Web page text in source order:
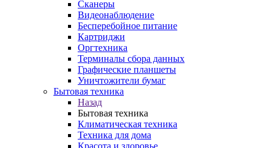
Сканеры
Видеонаблюдение
Бесперебойное питание
Картриджи
Оргтехника
Терминалы сбора данных
Графические планшеты
Уничтожители бумаг
Бытовая техника
Назад
Бытовая техника
Климатическая техника
Техника для дома
Красота и здоровье